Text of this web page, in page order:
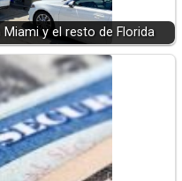
y el resto de Florida